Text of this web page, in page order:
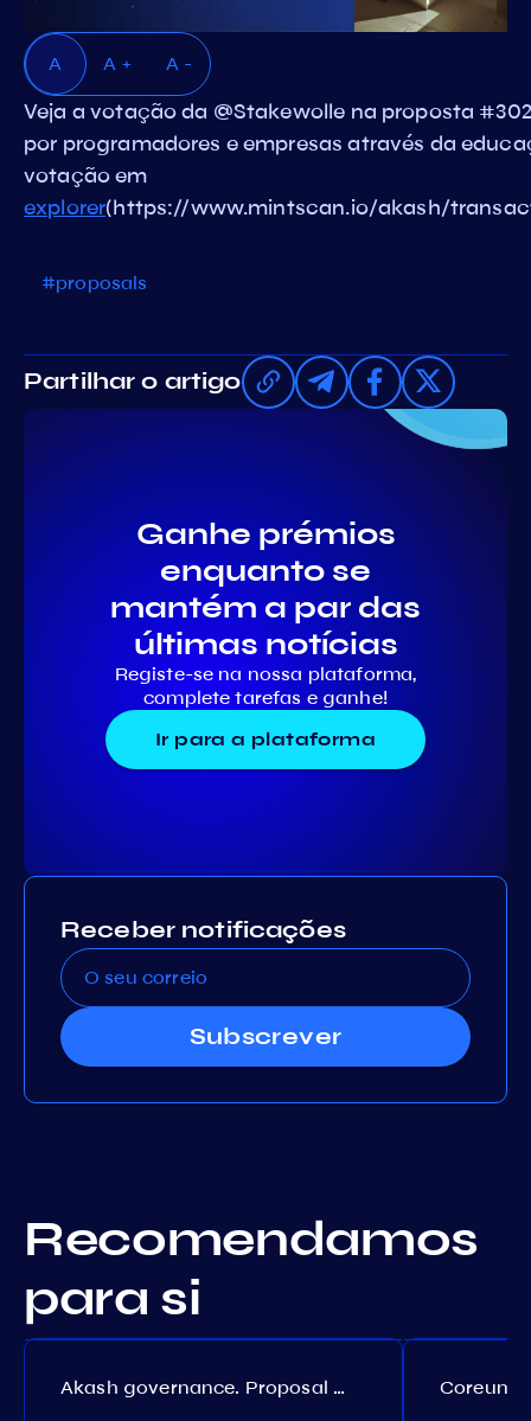
A A + A -
Veja a votação da @Stakewolle na proposta
por programadores e empresas através da
votação em
explorer(https://www.mintscan.io/akash/
#proposals
Partilhar o artigo
Ganhe prémios
enquanto se
mantém a par das
últimas notícias
Registe-se na nossa plataforma,
complete tarefas e ganhe!
Ir para a plataforma
Receber notificações
Subscrever
Recomendamos
para si
Akash governance. Proposal №308